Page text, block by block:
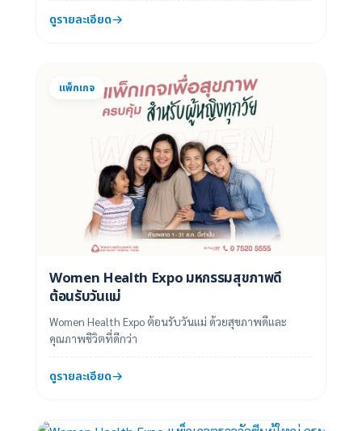
ดูรายละเอียด
แพ็กเกจ
Women Health Expo มหกรรมสุขภาพดี
ต้อนรับวันแม่
Women Health Expo ต้อนรับวันแม่ ด้วยสุขภาพดีและ
คุณภาพชีวิตที่ดีกว่า
ดูรายละเอียด